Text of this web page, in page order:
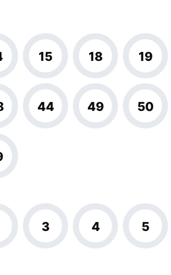
15 18 19
44 49 50
3 4 5